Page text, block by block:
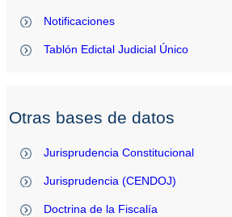
Notificaciones
Tablón Edictal Judicial Único
Otras bases de datos
Jurisprudencia Constitucional
Jurisprudencia (CENDOJ)
Doctrina de la Fiscalía